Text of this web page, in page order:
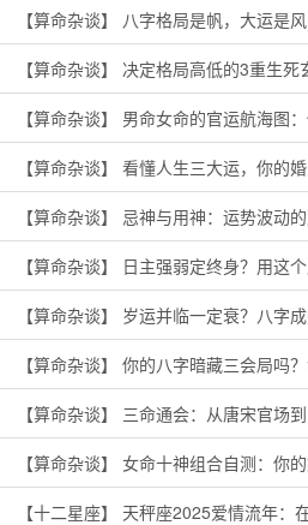
【算命杂谈】 八字格局是帆，大运是
【算命杂谈】 决定格局高低的3重生
【算命杂谈】 男命女命的官运航海图
【算命杂谈】 看懂人生三大运，你的
【算命杂谈】 忌神与用神：运势波动
【算命杂谈】 日主强弱定终身？用这
【算命杂谈】 岁运并临一定衰？八字
【算命杂谈】 你的八字暗藏三会局吗
【算命杂谈】 三命通会：从唐宋官场
【算命杂谈】 女命十神组合自测：你
【十二星座】 天秤座2025爱情流年